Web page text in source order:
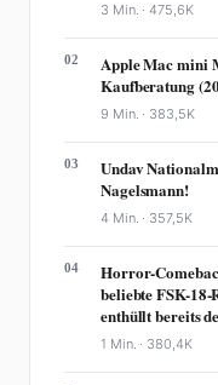
3 Min. ·475,6K
02
Apple Mac mini
Kaufberatung
9 Min. · 383,5K
03
Undav
Nagelsmann!
4 Min. · 357,5K
04
Horror-
beliebte FSK-18-
enthüllt bereits
1 Min. · 380,4K